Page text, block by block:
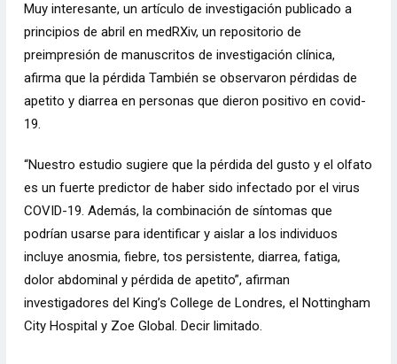
Muy interesante, un artículo de investigación publicado a
principios de abril en medRXiv, un repositorio de
preimpresión de manuscritos de investigación clínica,
afirma que la pérdida También se observaron pérdidas de
apetito y diarrea en personas que dieron positivo en covid-
19.
“Nuestro estudio sugiere que la pérdida del gusto y el olfato
es un fuerte predictor de haber sido infectado por el virus
COVID-19. Además, la combinación de síntomas que
podrían usarse para identificar y aislar a los individuos
incluye anosmia, fiebre, tos persistente, diarrea, fatiga,
dolor abdominal y pérdida de apetito”, afirman
investigadores del King’s College de Londres, el Nottingham
City Hospital y Zoe Global. Decir limitado.